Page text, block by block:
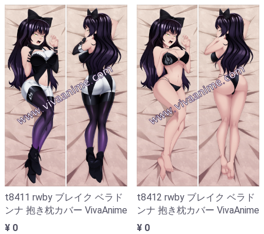
t8411 rwby ブレイク ベラド
ンナ 抱き枕カバー VivaAnime
¥ 0
t8412 rwby ブレイク ベラド
ンナ 抱き枕カバー VivaAnime
¥ 0